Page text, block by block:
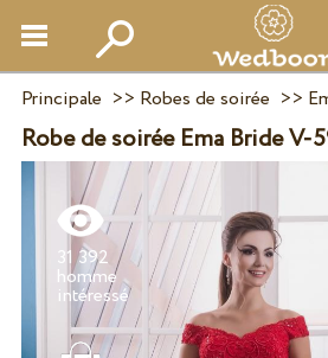
Principale >> Robes de soirée >>
Robe de soirée Ema Bride V-
31 392
homme
intéressé